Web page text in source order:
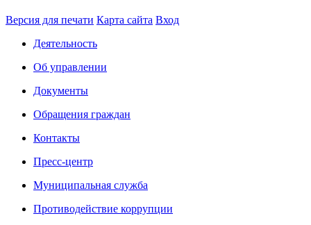
Версия для печати Карта сайта Вход
Деятельность
Об управлении
Документы
Обращения граждан
Контакты
Пресс-центр
Муниципальная служба
Противодействие коррупции